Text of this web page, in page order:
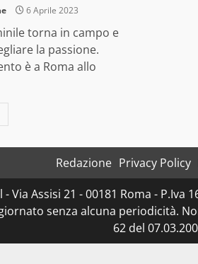
6 Aprile 2023
torna in campo e
la passione.
è a Roma allo
Redazione Privacy Policy
Assisi 21 - 00181 Roma -
senza alcuna periodicità.
62 del